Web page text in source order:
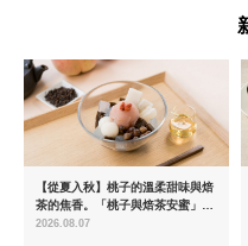
【從夏入秋】桃子的溫柔甜味與焙
茶的焦香。「桃子與焙茶安蜜」將
於8月中旬起限時販售
2026.08.07